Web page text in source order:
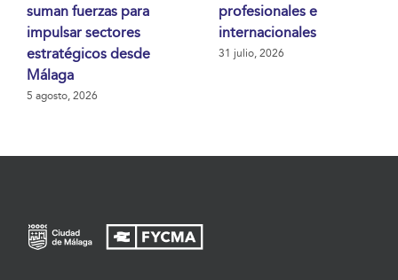
suman fuerzas para
impulsar sectores
estratégicos desde
Málaga
5 agosto, 2026
profesionales e
internacionales
31 julio, 2026